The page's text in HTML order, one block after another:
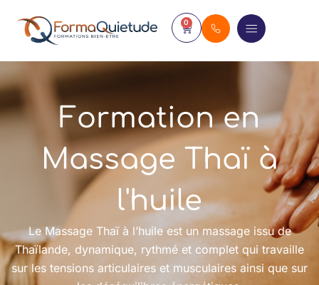
0
Formation en
Massage Thaï à
l'huile​
Le Massage Thaï à l’huile est un massage issu de
Thaïlande, dynamique, rythmé et complet qui travaille
sur les tensions articulaires et musculaires ainsi que sur